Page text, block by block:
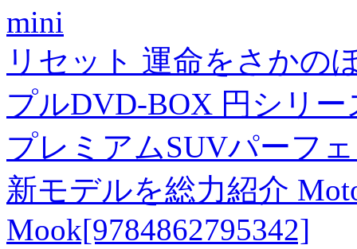
mini
リセット 運命をさかの
プルDVD-BOX 円シリ
プレミアムSUVパーフ
新モデルを総力紹介
Mook[9784862795342]